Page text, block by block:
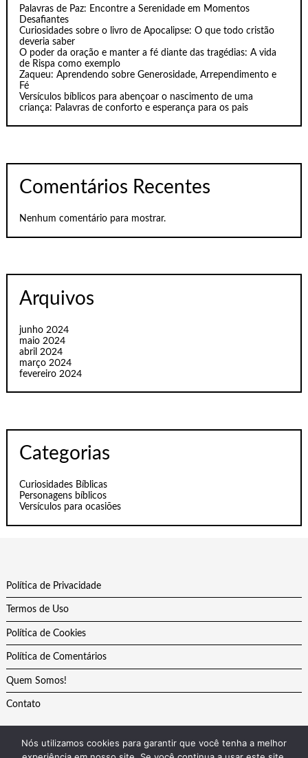
Palavras de Paz: Encontre a Serenidade em Momentos
Desafiantes
Curiosidades sobre o livro de Apocalipse: O que todo cristão
deveria saber
O poder da oração e manter a fé diante das tragédias: A vida
de Rispa como exemplo
Zaqueu: Aprendendo sobre Generosidade, Arrependimento e
Fé
Versículos bíblicos para abençoar o nascimento de uma
criança: Palavras de conforto e esperança para os pais
Comentários Recentes
Nenhum comentário para mostrar.
Arquivos
junho 2024
maio 2024
abril 2024
março 2024
fevereiro 2024
Categorias
Curiosidades Bíblicas
Personagens bíblicos
Versículos para ocasiões
Política de Privacidade
Termos de Uso
Política de Cookies
Política de Comentários
Quem Somos!
Contato
Nós utilizamos cookies para garantir que você tenha a melhor